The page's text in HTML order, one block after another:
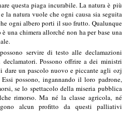
questa piaga incurabile. La natura è più
la natura vuole che ogni causa sia seguita
ogni albero porti il suo frutto. Qualunque
una chimera allorché non ha per base una
servire di testo alle declamazioni
Possono offrire a dei ministri
dare un pascolo nuovo e piccante agli ozj
possono, ingannando il loro padrone,
se lo spettacolo della miseria pubblica
rimorso. Ma né la classe agricola, né
alcun profitto da questi palliativi